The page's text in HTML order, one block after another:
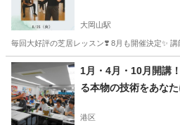
大岡山駅
毎回大好評の芝居レッスン❣️ 8月も開催決定✨️
東京 大田区 大岡山駅 その他
1月・4月・10月開講
る本物の技術をあな
港区